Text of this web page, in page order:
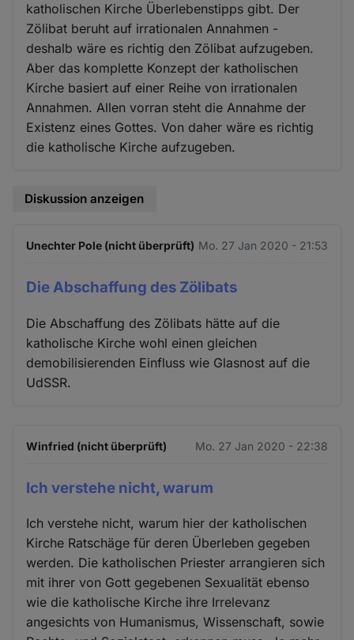
katholischen Kirche Überlebenstipps gibt. Der
Zölibat beruht auf irrationalen Annahmen -
deshalb wäre es richtig den Zölibat aufzugeben.
Aber das komplette Konzept der katholischen
Kirche basiert auf einer Reihe von irrationalen
Annahmen. Allen vorran steht die Annahme der
Existenz eines Gottes. Von daher wäre es richtig
die katholische Kirche aufzugeben.
Diskussion anzeigen
Unechter Pole (nicht überprüft) Mo. 27 Jan 2020 - 21:53
Die Abschaffung des Zölibats
Die Abschaffung des Zölibats hätte auf die
katholische Kirche wohl einen gleichen
demobilisierenden Einfluss wie Glasnost auf die
UdSSR.
Winfried (nicht überprüft) Mo. 27 Jan 2020 - 22:38
Ich verstehe nicht, warum
Ich verstehe nicht, warum hier der katholischen
Kirche Ratschäge für deren Überleben gegeben
werden. Die katholischen Priester arrangieren sich
mit ihrer von Gott gegebenen Sexualität ebenso
wie die katholische Kirche ihre Irrelevanz
angesichts von Humanismus, Wissenschaft, sowie